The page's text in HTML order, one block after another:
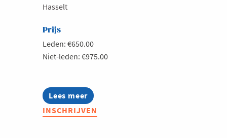
Hasselt
Prijs
Leden: €650.00
Niet-leden: €975.00
Lees meer
about
Optimaliseer
je
INSCHRIJVEN